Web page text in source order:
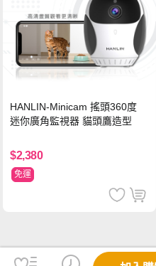
HANLIN-Minicam 搖頭360度
迷你廣角監視器 貓頭鷹造型
$2,380
免運